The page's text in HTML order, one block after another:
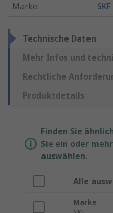
Marke: SKF
Technische Daten
Mehr Infos und
Rechtliche
Produktdetails
Finden Sie
Sie ein oder
auswählen.
Alle
Marke